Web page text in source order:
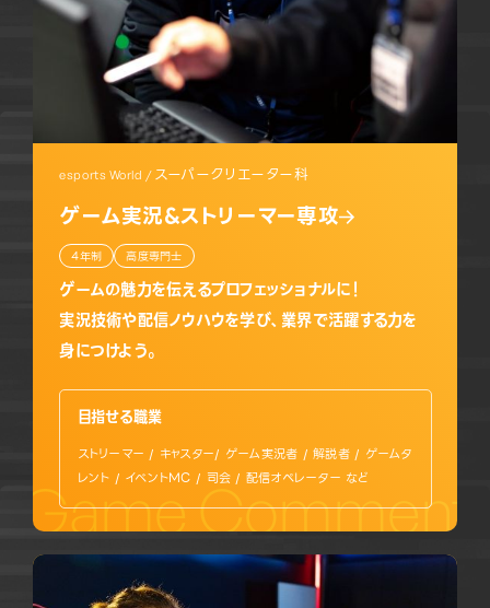
esports World / スーパークリエーター科
ゲーム実況&ストリーマー専攻
4年制 高度専門士
ゲームの魅力を伝えるプロフェッショナルに！
実況技術や配信ノウハウを学び、業界で活躍する力を
身につけよう。
目指せる職業
ストリーマー / キャスター/ ゲーム実況者 / 解説者 / ゲームタ
レント / イベントMC / 司会 / 配信オペレーター など
Game